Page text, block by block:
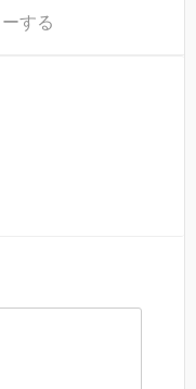
する